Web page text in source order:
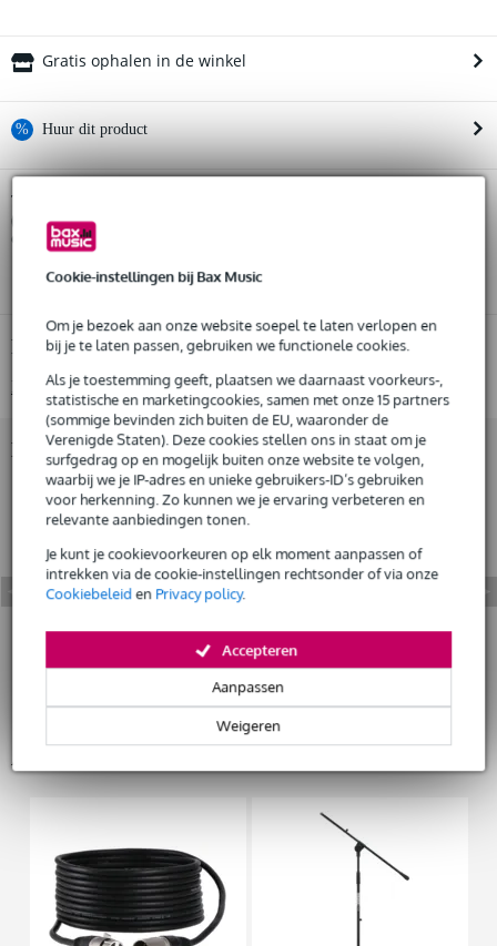
Cookie-instellingen bij Bax Music
Om je bezoek aan onze website soepel te laten verlopen en
bij je te laten passen, gebruiken we functionele cookies.
Als je toestemming geeft, plaatsen we daarnaast voorkeurs-,
statistische en marketingcookies, samen met onze 15 partners
(sommige bevinden zich buiten de EU, waaronder de
Verenigde Staten). Deze cookies stellen ons in staat om je
surfgedrag op en mogelijk buiten onze website te volgen,
waarbij we je IP-adres en unieke gebruikers-ID’s gebruiken
voor herkenning. Zo kunnen we je ervaring verbeteren en
relevante aanbiedingen tonen.
Je kunt je cookievoorkeuren op elk moment aanpassen of
intrekken via de cookie-instellingen rechtsonder of via onze
Cookiebeleiden Privacy policy.
Weigeren
Aanpassen
Accepteren
Gratis ophalen in de winkel
% Huur dit product
Huur meerdere producten tegelijk: min. € 300,- en max.
€ 2.500,-
Gratis
Al na 4 maanden maandelijks opzegbaar
Snelle vervanging door Bax Music bij een defect
Huur dit product
Twijfel je of de
(2024) reserveaccu voor Soundboks
check.
Start de check
Productinformatie
Bekijk alle productspecificaties
Bekijk ook eens (5)